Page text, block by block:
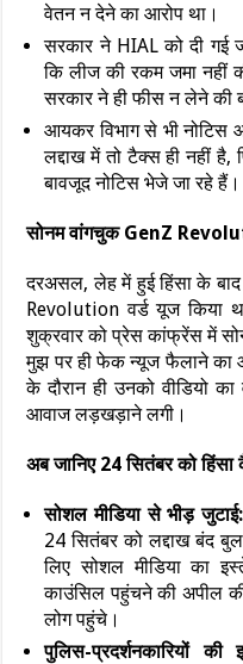
वेतन न देने का आरोप था।
सरकार ने HIAL को दी गई
कि लीज की रकम जमा नहीं
सरकार ने ही फीस न लेने की
आयकर विभाग से भी नोटिस
लद्दाख में तो टैक्स ही नहीं
बावजूद नोटिस भेजे जा रहे हैं।
सोनम वांगचुक GenZ
दरअसल, लेह में हुई हिंसा के
Revolution वर्ड यूज किया
शुक्रवार को प्रेस कांफ्रेंस में
मुझ पर ही फेक न्यूज फैलाने का
के दौरान ही उनको वीडियो
आवाज लड़खड़ाने लगी।
अब जानिए 24 सितंबर को
सोशल मीडिया से भीड़ जुटाई:
24 सितंबर को लद्दाख बंद
लिए सोशल मीडिया का
काउंसिल पहुंचने की अपील
लोग पहुंचे।
पुलिस-प्रदर्शनकारियों की